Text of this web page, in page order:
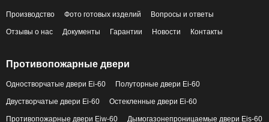
Производство Фото готовых изделий Вопросы и ответы
Отзывы о нас Документы Гарантии Новости Контакты
Противопожарные двери
Одностворчатые двери Ei-60 Полуторные двери Ei-60
Двустворчатые двери Ei-60 Остекленные двери Ei-60
Противопожарные двери Eiw-60 Дымогазонепроницаемые двери Eis-60